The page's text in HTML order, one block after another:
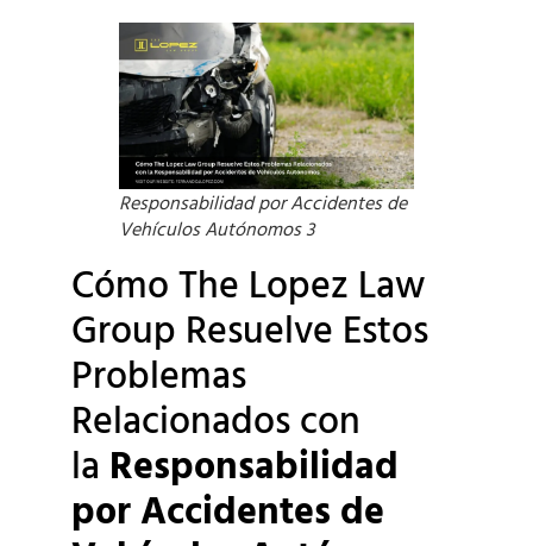
Responsabilidad por Accidentes de
Vehículos Autónomos 3
Cómo The Lopez Law
Group Resuelve Estos
Problemas
Relacionados con
la Responsabilidad
por Accidentes de